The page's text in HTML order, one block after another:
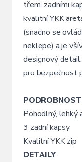
třemi zadními
kvalitní YKK
(snadno se
neklepe) a je
designový
pro bezpečnost
Pohodlný, lehký
3 zadní kapsy
Kvalitní YKK zip
DETAILY